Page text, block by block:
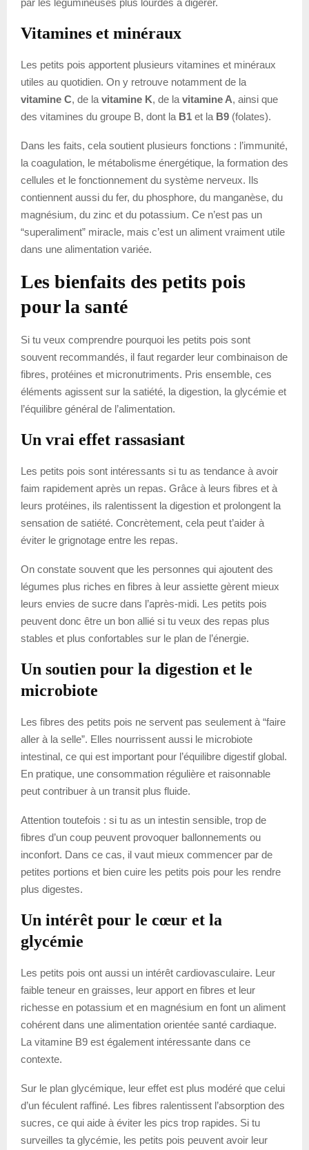
Vitamines et minéraux
Les petits pois apportent plusieurs vitamines et minéraux
utiles au quotidien. On y retrouve notamment de la
vitamine C, de la vitamine K, de la vitamine A, ainsi que
des vitamines du groupe B, dont la B1 et la B9 (folates).
Dans les faits, cela soutient plusieurs fonctions : l’immunité,
la coagulation, le métabolisme énergétique, la formation des
cellules et le fonctionnement du système nerveux. Ils
contiennent aussi du fer, du phosphore, du manganèse, du
magnésium, du zinc et du potassium. Ce n’est pas un
“superaliment” miracle, mais c’est un aliment vraiment utile
dans une alimentation variée.
Les bienfaits des petits pois
pour la santé
Si tu veux comprendre pourquoi les petits pois sont
souvent recommandés, il faut regarder leur combinaison de
fibres, protéines et micronutriments. Pris ensemble, ces
éléments agissent sur la satiété, la digestion, la glycémie et
l’équilibre général de l’alimentation.
Un vrai effet rassasiant
Les petits pois sont intéressants si tu as tendance à avoir
faim rapidement après un repas. Grâce à leurs fibres et à
leurs protéines, ils ralentissent la digestion et prolongent la
sensation de satiété. Concrètement, cela peut t’aider à
éviter le grignotage entre les repas.
On constate souvent que les personnes qui ajoutent des
légumes plus riches en fibres à leur assiette gèrent mieux
leurs envies de sucre dans l’après-midi. Les petits pois
peuvent donc être un bon allié si tu veux des repas plus
stables et plus confortables sur le plan de l’énergie.
Un soutien pour la digestion et le
microbiote
Les fibres des petits pois ne servent pas seulement à “faire
aller à la selle”. Elles nourrissent aussi le microbiote
intestinal, ce qui est important pour l’équilibre digestif global.
En pratique, une consommation régulière et raisonnable
peut contribuer à un transit plus fluide.
Attention toutefois : si tu as un intestin sensible, trop de
fibres d’un coup peuvent provoquer ballonnements ou
inconfort. Dans ce cas, il vaut mieux commencer par de
petites portions et bien cuire les petits pois pour les rendre
plus digestes.
Un intérêt pour le cœur et la
glycémie
Les petits pois ont aussi un intérêt cardiovasculaire. Leur
faible teneur en graisses, leur apport en fibres et leur
richesse en potassium et en magnésium en font un aliment
cohérent dans une alimentation orientée santé cardiaque.
La vitamine B9 est également intéressante dans ce
contexte.
Sur le plan glycémique, leur effet est plus modéré que celui
d’un féculent raffiné. Les fibres ralentissent l’absorption des
sucres, ce qui aide à éviter les pics trop rapides. Si tu
surveilles ta glycémie, les petits pois peuvent avoir leur